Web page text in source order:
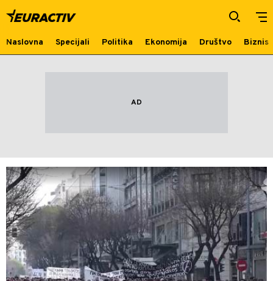
Grčka
Naslovna Specijali Politika Ekonomija Društvo Biznis